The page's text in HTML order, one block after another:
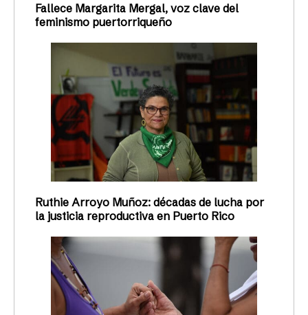
Fallece Margarita Mergal, voz clave del
feminismo puertorriqueño
Ruthie Arroyo Muñoz: décadas de lucha por
la justicia reproductiva en Puerto Rico